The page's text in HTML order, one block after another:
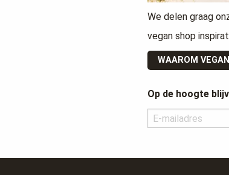
We delen graag
vegan shop
WAAROM
Op de hoogte